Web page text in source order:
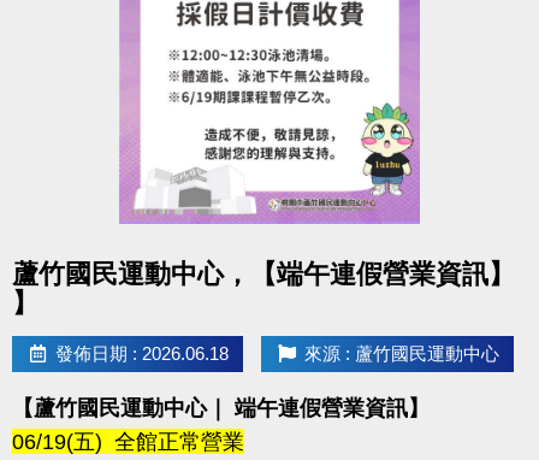
-FB : 桃園市蘆竹國民運動中心
-IG : @luzhusports
蘆竹國民運動中心，【端午連假營業資訊】
】
發佈日期 : 2026.06.18 來源 : 蘆竹國民運動中心
【蘆竹國民運動中心｜ 端午連假營業資訊】
06/19(五) 全館正常營業